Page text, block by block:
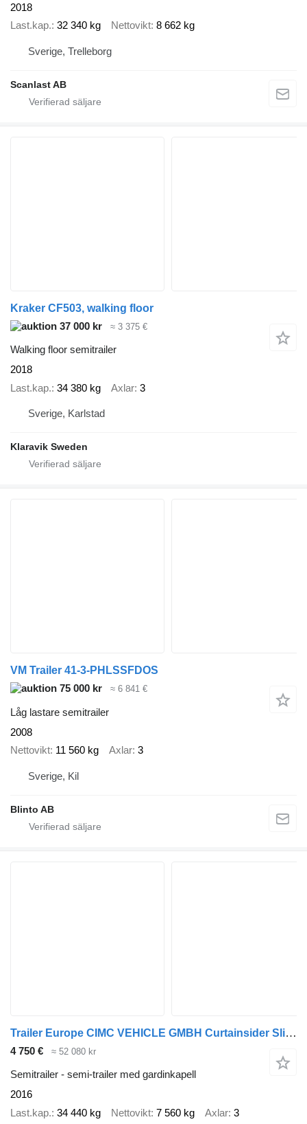
2018
Last.kap. 32 340 kg Nettovikt 8 662 kg
Sverige, Trelleborg
Scanlast AB
Kraker CF503, walking floor
37 000 kr
≈ 3 375 €
Walking floor semitrailer
2018
Last.kap. 34 380 kg Axlar 3
Sverige, Karlstad
Klaravik Sweden
VM Trailer 41-3-PHLSSFDOS
75 000 kr
≈ 6 841 €
Låg lastare semitrailer
2008
Nettovikt 11 560 kg Axlar 3
Sverige, Kil
Blinto AB
Trailer Europe CIMC VEHICLE GMBH Curtainsider Sliding Roof Straight
4 750 € ≈ 52 080 kr
Semitrailer - semi-trailer med gardinkapell
2016
Last.kap. 34 440 kg Nettovikt 7 560 kg Axlar 3